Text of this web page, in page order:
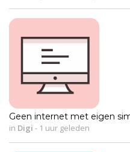
Geen internet met eigen
in Digi - 1 uur geleden